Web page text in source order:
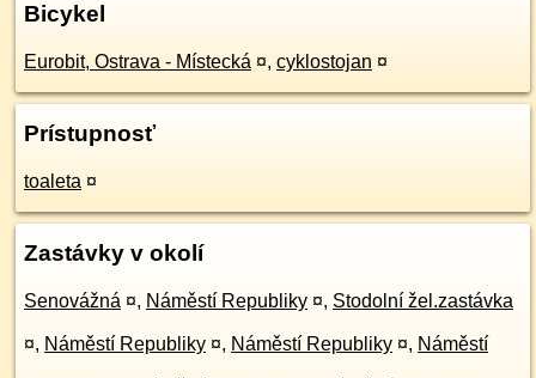
Bicykel
Eurobit, Ostrava - Místecká ¤, cyklostojan ¤
Prístupnosť
toaleta ¤
Zastávky v okolí
Senovážná ¤, Náměstí Republiky ¤, Stodolní žel.zastávka
¤, Náměstí Republiky ¤, Náměstí Republiky ¤, Náměstí